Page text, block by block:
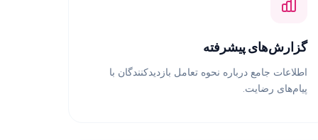
گزارش‌های پیشرفته
اطلاعات جامع درباره نحوه تعامل بازدیدکنندگان با
پیام‌های رضایت.